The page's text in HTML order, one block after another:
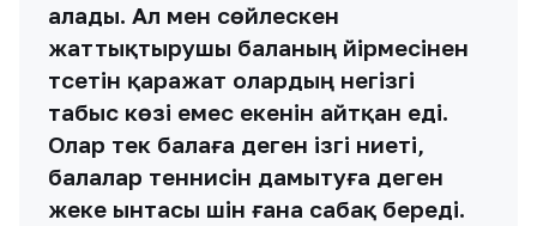
алады. Ал мен сөйлескен
жаттықтырушы баланың үйірмесінен
түсетін қаражат олардың негізгі
табыс көзі емес екенін айтқан еді.
Олар тек балаға деген ізгі ниеті,
балалар теннисін дамытуға деген
жеке ынтасы үшін ғана сабақ береді.